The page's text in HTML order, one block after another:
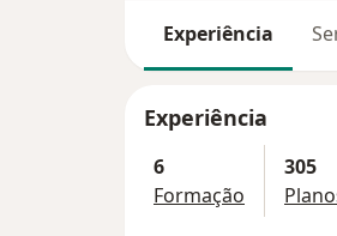
Experiência
Experiência
6
Formação
305